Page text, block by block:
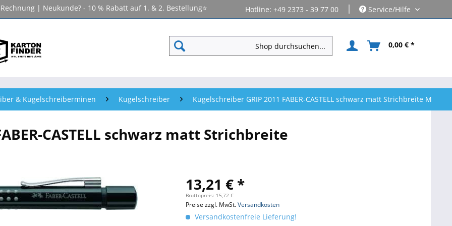
| Neukunde? - 10 % Rabatt auf 1. & 2. Bestellung⭐ Hotline: +49 2373 - 39 77 00 | Service/Hilfe
0,00 € *
& Kugelschreiberminen Kugelschreiber Kugelschreiber GRIP 2011 FABER-CASTELL schwarz matt Strichbreite M
CASTELL schwarz matt Strichbreite
13,21 € *
Bruttopreis: 15,72 €
Preise zzgl. MwSt.Versandkosten
Versandkostenfreie Lieferung!